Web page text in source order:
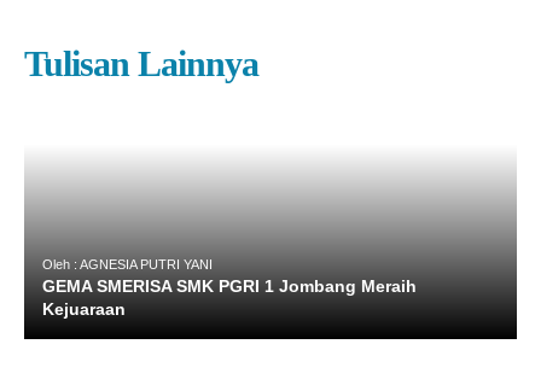
Tulisan Lainnya
Oleh : AGNESIA PUTRI YANI
GEMA SMERISA SMK PGRI 1 Jombang Meraih
Kejuaraan